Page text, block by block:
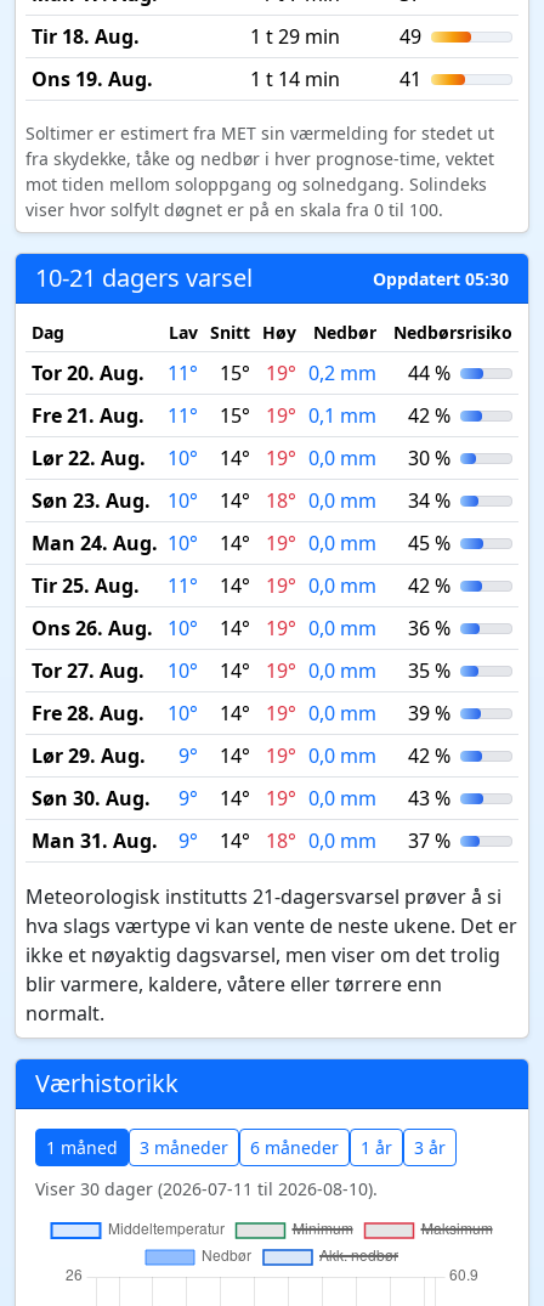
Tir 18. Aug.
1 t 29 min
49
Ons 19. Aug.
1 t 14 min 41
Soltimer er estimert fra MET sin værmelding for stedet ut
fra skydekke, tåke og nedbør i hver prognose-time, vektet
mot tiden mellom soloppgang og solnedgang. Solindeks
viser hvor solfylt døgnet er på en skala fra 0 til 100.
10-21 dagers varsel Oppdatert 05:30
Dag Lav Snitt Høy Nedbør Nedbørsrisiko
Tor 20. Aug. 11° 15° 19° 0,2 mm
44 %
Fre 21. Aug.
11° 15° 19° 0,1 mm
42 %
Lør 22. Aug.
10° 14° 19° 0,0 mm
30 %
Søn 23. Aug.
10° 14° 18° 0,0 mm
34 %
Man 24. Aug. 10° 14° 19° 0,0 mm
45 %
Tir 25. Aug.
11° 14° 19° 0,0 mm
42 %
Ons 26. Aug.
10° 14° 19° 0,0 mm
36 %
Tor 27. Aug.
10° 14° 19° 0,0 mm
35 %
Fre 28. Aug.
10° 14° 19° 0,0 mm
39 %
Lør 29. Aug.
9° 14° 19° 0,0 mm
42 %
Søn 30. Aug.
9° 14° 19° 0,0 mm
43 %
Man 31. Aug.
9° 14° 18° 0,0 mm 37 %
Meteorologisk institutts 21-dagersvarsel prøver å si
hva slags værtype vi kan vente de neste ukene. Det er
ikke et nøyaktig dagsvarsel, men viser om det trolig
blir varmere, kaldere, våtere eller tørrere enn
normalt.
Værhistorikk
1 måned 3 måneder 6 måneder 1 år
3 år
Viser 30 dager (2026-07-11 til 2026-08-10).